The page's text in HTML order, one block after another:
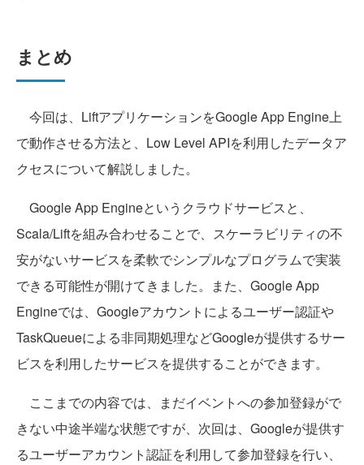
まとめ
今回は、LiftアプリケーションをGoogle App Engine上
で動作させる方法と、Low Level APIを利用したデータア
クセスについて解説しました。
Google App Engineというクラウドサービスと、
Scala/Liftを組み合わせることで、スケーラビリティの不
安がないサービスを柔軟でシンプルなプログラムで実装
できる可能性が開けてきました。また、Google App
Engineでは、Googleアカウントによるユーザー認証や
TaskQueueによる非同期処理などGoogleが提供するサー
ビスを利用したサービスを提供することができます。
ここまでの内容では、まだイベントへの参加登録がで
きない中途半端な状態ですが、次回は、Googleが提供す
るユーザーアカウント認証を利用して参加登録を行い、